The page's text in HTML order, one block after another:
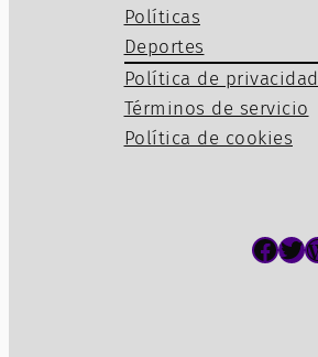
Políticas
Deportes
Política de privacidad
Términos de servicio
Política de cookies
Facebook Twitter WordPress